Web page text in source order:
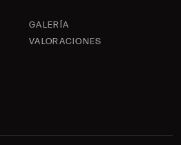
GALERÍA
VALORACIONES